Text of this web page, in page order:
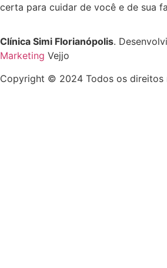
certa para cuidar de você e de sua
Clínica Simi Florianópolis.
Marketing Vejjo
Copyright © 2024 Todos os direitos